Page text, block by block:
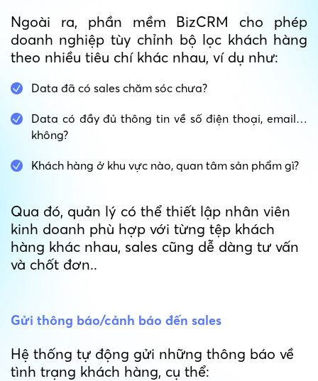
Ngoài ra, phần mềm BizCRM cho phép
doanh nghiệp tùy chỉnh bộ lọc khách hàng
theo nhiều tiêu chí khác nhau, ví dụ như:
Data đã có sales chăm sóc chưa?
Data có đầy đủ thông tin về số điện thoại, email…
không?
Khách hàng ở khu vực nào, quan tâm sản phẩm gì?
Qua đó, quản lý có thể thiết lập nhân viên
kinh doanh phù hợp với từng tệp khách
hàng khác nhau, sales cũng dễ dàng tư vấn
và chốt đơn..
Gửi thông báo/cảnh báo đến sales
Hệ thống tự động gửi những thông báo về
tình trạng khách hàng, cụ thể: